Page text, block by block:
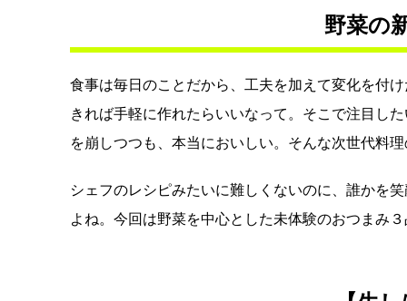
野菜の
食事は毎日のことだから、工夫を加えて変化を付
きれば手軽に作れたらいいなって。そこで注目し
を崩しつつも、本当においしい。そんな次世代料
シェフのレシピみたいに難しくないのに、誰かを
よね。今回は野菜を中心とした未体験のおつまみ